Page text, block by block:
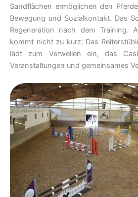
Sandflächen ermöglichen den
Bewegung und Sozialkontakt. Das
Regeneration nach dem Training.
kommt nicht zu kurz: Das
lädt zum Verweilen ein, das
Veranstaltungen und gemeinsames